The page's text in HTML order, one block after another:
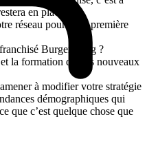
en place ?
réseau pour cette première
Burger King ?
la formation de vos nouveaux
à modifier votre stratégie
démographiques qui
que c’est quelque chose que